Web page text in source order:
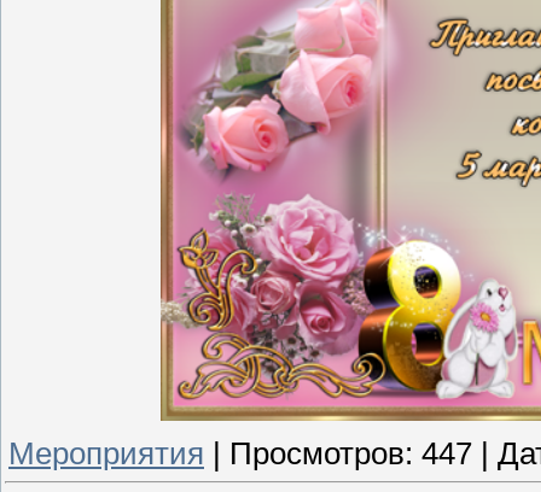
Мероприятия | Просмотров: 447 |